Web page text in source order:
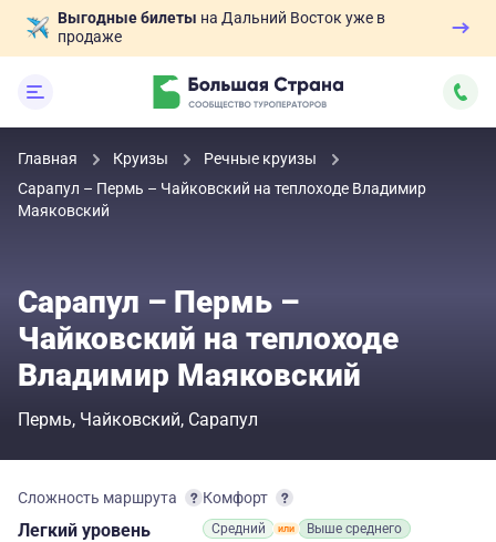
Выгодные билеты на Дальний Восток уже в
продаже
Главная Круизы
Речные круизы
Сарапул – Пермь – Чайковский на теплоходе Владимир
Маяковский
Сарапул – Пермь –
Чайковский на теплоходе
Владимир Маяковский
Пермь Чайковский Сарапул
Сложность маршрута
Легкий уровень
Комфорт
Средний Выше среднего